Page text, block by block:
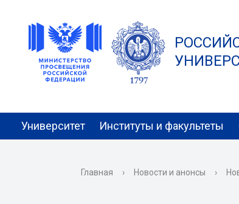
Университет Институты и факультеты
Главная › Новости и анонсы ›